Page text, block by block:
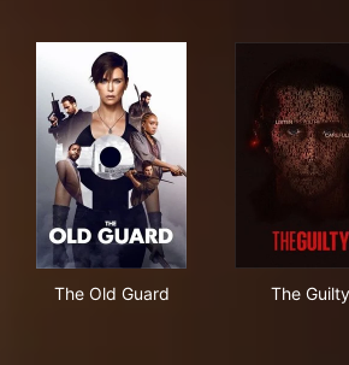
The Old Guard The Guilty